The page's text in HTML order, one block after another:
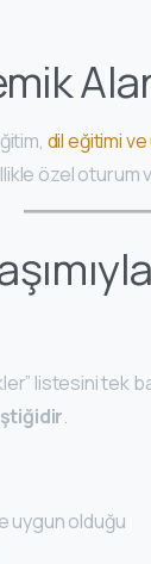
dil eğitimi
özel oturum
listesini tek
.
uygun olduğu